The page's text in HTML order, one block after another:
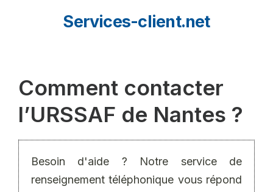
Services-client.net
Comment contacter
l’URSSAF de Nantes ?
Besoin d'aide ? Notre service de
renseignement téléphonique vous répond